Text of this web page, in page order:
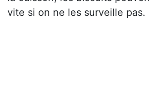
vite si on ne les surveille pas.